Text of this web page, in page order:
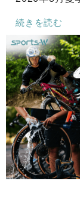
続きを読む